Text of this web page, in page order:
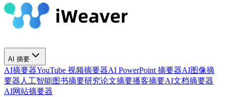
AI 摘要
AI摘要器YouTube 视频摘要器AI PowerPoint 摘要器AI图像摘
要器 人工智能图书摘要研究论文摘要播客摘要AI文档摘要器
AI网站摘要器